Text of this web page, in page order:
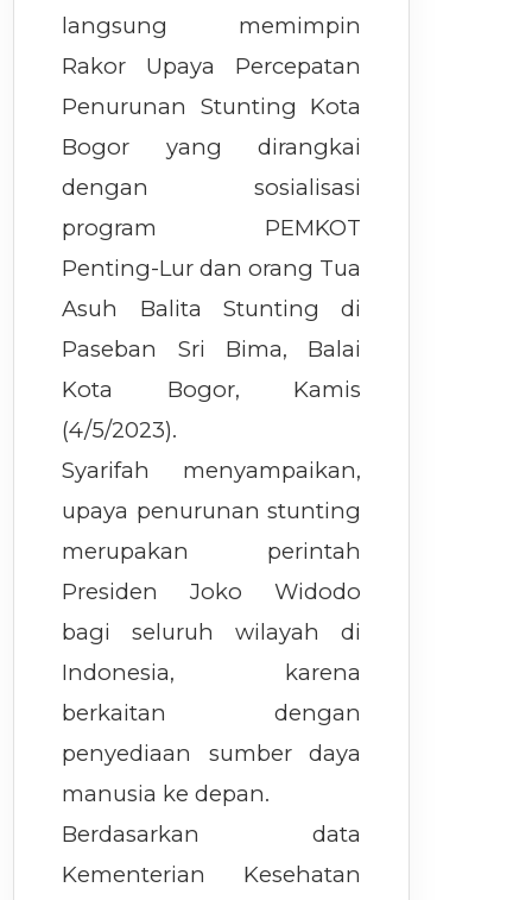
langsung memimpin
Rakor Upaya Percepatan
Penurunan Stunting Kota
Bogor yang dirangkai
dengan sosialisasi
program PEMKOT
Penting-Lur dan orang Tua
Asuh Balita Stunting di
Paseban Sri Bima, Balai
Kota Bogor, Kamis
(4/5/2023).
Syarifah menyampaikan,
upaya penurunan stunting
merupakan perintah
Presiden Joko Widodo
bagi seluruh wilayah di
Indonesia, karena
berkaitan dengan
penyediaan sumber daya
manusia ke depan.
Berdasarkan data
Kementerian Kesehatan